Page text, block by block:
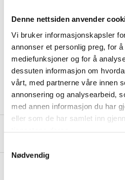
Denne nettsiden anvender
Vi bruker informasjonskapsler
annonser et personlig preg, for
mediefunksjoner og for å
dessuten informasjon om
vårt, med partnerne våre innen
annonsering og analysearbeid,
med annen informasjon du har
eller som de har samlet inn
Nødvendig
Technical specifications
Colour